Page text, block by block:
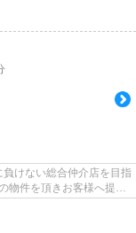
けない総合仲介店を目指
物件を頂きお客様へ提供